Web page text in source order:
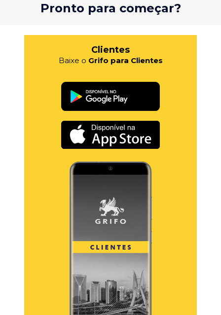
Pronto para começar?
Clientes
Baixe o Grifo para Clientes